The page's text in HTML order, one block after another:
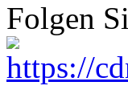
Folgen